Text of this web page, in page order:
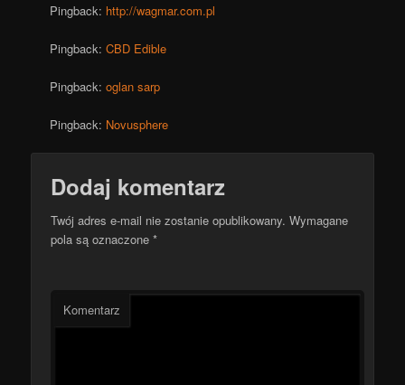
Pingback: http://wagmar.com.pl
Pingback:CBD Edible
Pingback:oglan sarp
Pingback: Novusphere
Dodaj komentarz
Twój adres e-mail nie zostanie opublikowany. Wymagane
pola są oznaczone*
Komentarz